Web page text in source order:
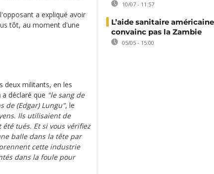
a expliqué avoir
tôt, au moment d'une
deux militants, en les
a déclaré que "le sang de
de (Edgar) Lungu", le
Ils utilisaient de
tués. Et si vous vérifiez
balle dans la tête par
cette industrie
dans la foule pour
10/07 - 11:57
L’aide sanitaire
convainc pas la Zambie
05/05 - 15:00